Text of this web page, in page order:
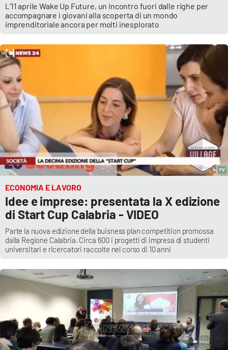
L’11 aprile Wake Up Future, un incontro fuori dalle righe per
accompagnare i giovani alla scoperta di un mondo
imprenditoriale ancora per molti inesplorato
ECONOMIA E LAVORO
Idee e imprese: presentata la X edizione
di Start Cup Calabria - VIDEO
Parte la nuova edizione della buisness plan competition promossa
dalla Regione Calabria. Circa 600 i progetti di impresa di studenti
universitari e ricercatori raccolte nel corso di 10 anni